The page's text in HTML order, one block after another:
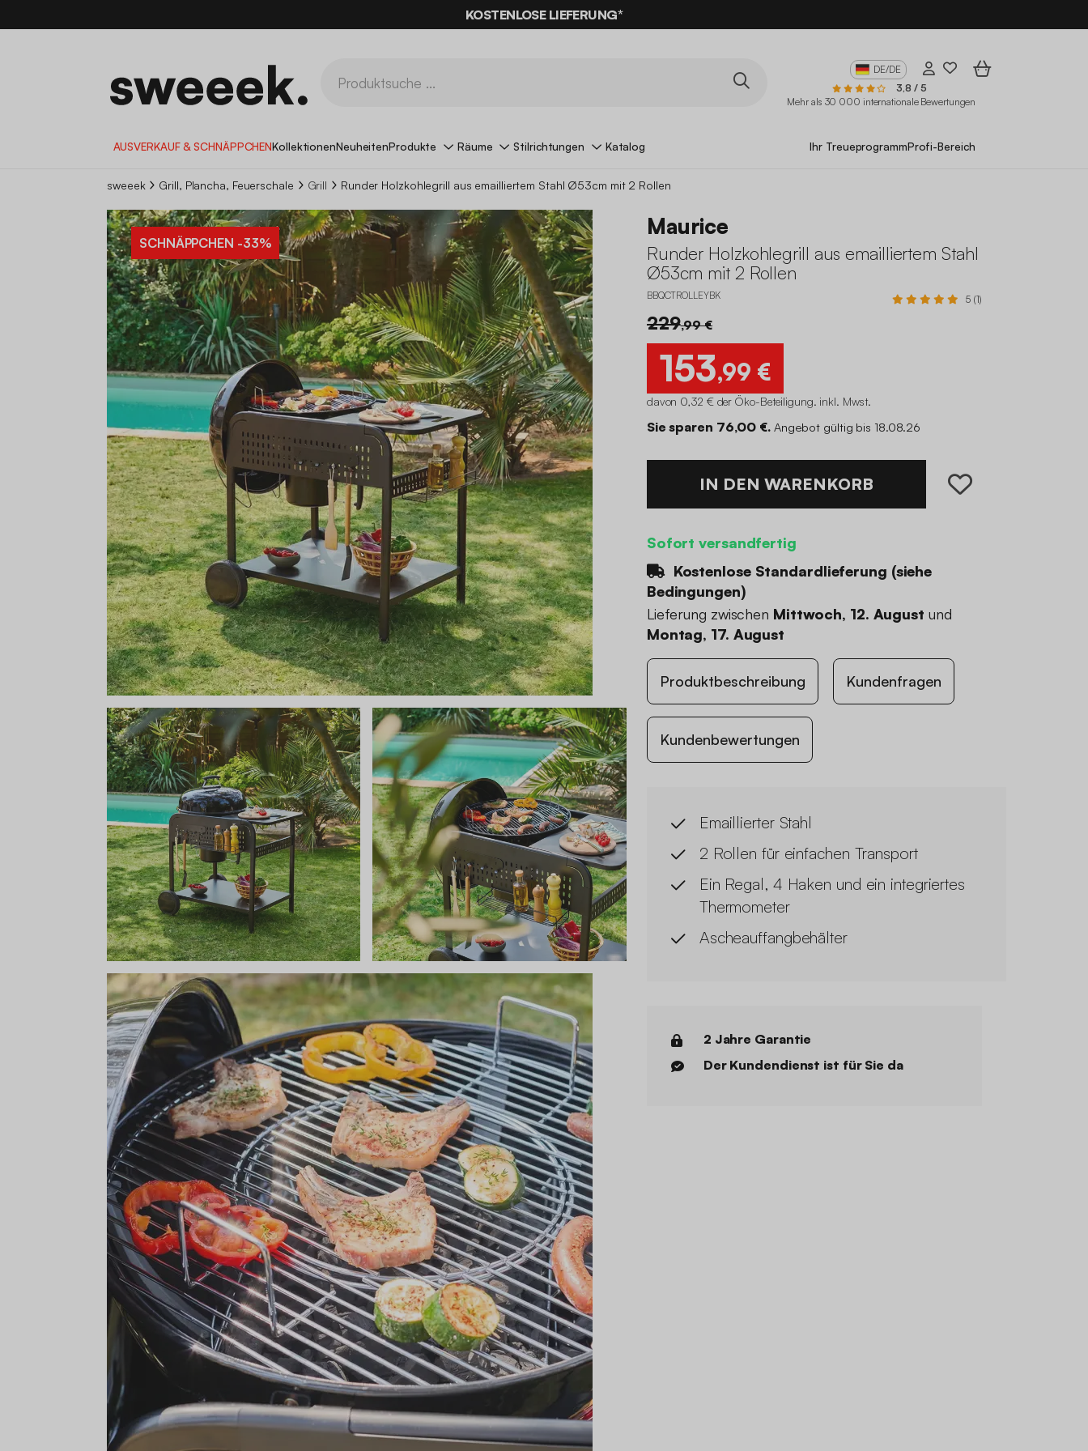
KOSTENLOSE LIEFERUNG*
DE/DE
3,8 / 5
Mehr als 30 000 internationale Bewertungen
AUSVERKAUF & SCHNÄPPCHENKollektionenNeuheitenProdukte Räume Stilrichtungen Katalog Ihr TreueprogrammProfi-Bereich
sweeek Grill, Plancha, Feuerschale Grill Runder Holzkohlegrill aus emailliertem Stahl Ø53cm mit 2 Rollen
SCHNÄPPCHEN -33%
Maurice
Runder Holzkohlegrill aus emailliertem Stahl
Ø53cm mit 2 Rollen
BBQCTROLLEYBK 5 (1)
229,99 €
153,99 €
davon 0,32 € der Öko-Beteiligung. inkl. Mwst.
Sie sparen 76,00 €. Angebot gültig bis 18.08.26
IN DEN WARENKORB
Sofort versandfertig
Kostenlose Standardlieferung (siehe
Bedingungen)
Lieferung zwischen Mittwoch, 12. August und
Montag, 17. August
Produktbeschreibung Kundenfragen
Kundenbewertungen
Emaillierter Stahl
2 Rollen für einfachen Transport
Ein Regal, 4 Haken und ein integriertes
Thermometer
Ascheauffangbehälter
2 Jahre Garantie
Der Kundendienst ist für Sie da